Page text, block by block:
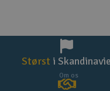
Størst i
Om os